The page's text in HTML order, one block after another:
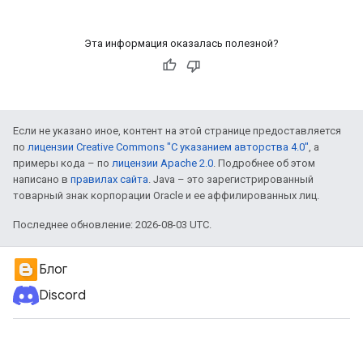
Эта информация оказалась полезной?
Если не указано иное, контент на этой странице предоставляется
по лицензии Creative Commons "С указанием авторства 4.0", а
примеры кода – по лицензии Apache 2.0. Подробнее об этом
написано в правилах сайта. Java – это зарегистрированный
товарный знак корпорации Oracle и ее аффилированных лиц.
Последнее обновление: 2026-08-03 UTC.
Блог
Discord